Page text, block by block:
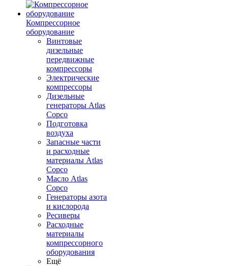
Компрессорное
оборудование
Винтовые
дизельные
передвижные
компрессоры
Электрические
компрессоры
Дизельные
генераторы Atlas
Copco
Подготовка
воздуха
Запасные части
и расходные
материалы Atlas
Copco
Масло Atlas
Copco
Генераторы азота
и кислорода
Ресиверы
Расходные
материалы
компрессорного
оборудования
Ещё